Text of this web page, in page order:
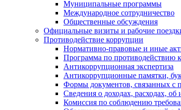
Муниципальные программы
Международное сотрудничество
Общественные обсуждения
Официальные визиты и рабочие
Противодействие коррупции
Нормативно-правовые и иные
Программа по противодействию
Антикоррупционная экспертиза
Антикоррупционные памятки,
Формы документов, связанных с
Сведения о доходах, расходах, об
Комиссия по соблюдению